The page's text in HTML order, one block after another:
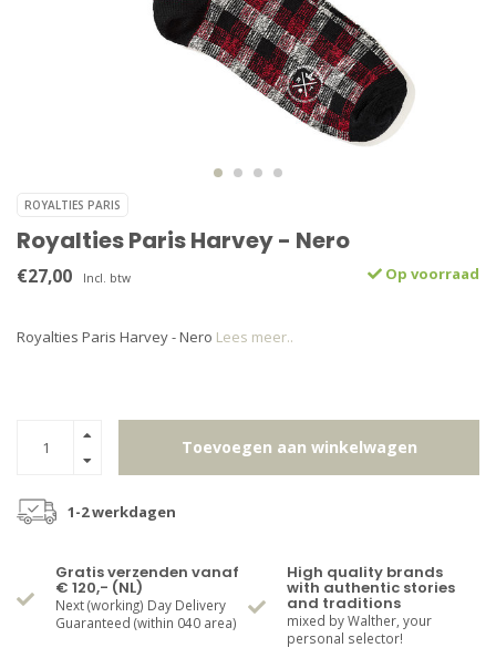
ROYALTIES PARIS
Royalties Paris Harvey - Nero
€27,00 Incl. btw Op voorraad
Royalties Paris Harvey - Nero Lees meer..
Toevoegen aan winkelwagen
1-2 werkdagen
Gratis verzenden vanaf
€ 120,- (NL)
Next (working) Day Delivery
Guaranteed (within 040 area)
High quality brands
with authentic stories
and traditions
mixed by Walther, your
personal selector!